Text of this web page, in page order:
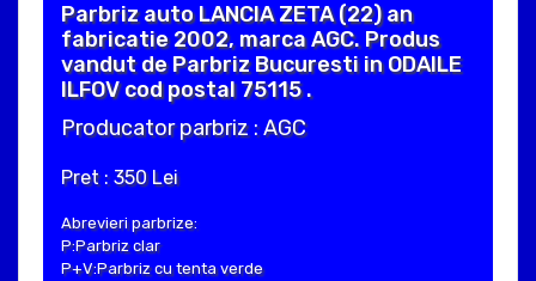
Parbriz auto LANCIA ZETA (22) an
fabricatie 2002, marca AGC. Produs
vandut de Parbriz Bucuresti in ODAILE
ILFOV cod postal 75115 .
Producator parbriz : AGC
Pret : 350 Lei
Abrevieri parbrize:
P:Parbriz clar
P+V:Parbriz cu tenta verde